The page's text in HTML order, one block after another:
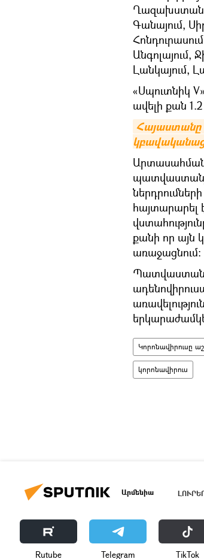
Գանայում,
Անգոլայում,
Լանկայում,
«Սպուտնիկ
ավելի քան
Հայաստանը
հայտարարել
քանի որ այն
առաջացնում։
Կորոնավիրուսը
կորոնավիրուս
Արմենիա
Rutube Telegram ТikТоk